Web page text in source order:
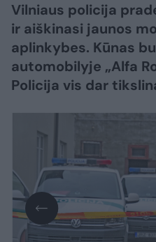
Vilniaus policija
ir aiškinasi jaunos
aplinkybes. Kūnas
automobilyje „Alfa
Policija vis dar